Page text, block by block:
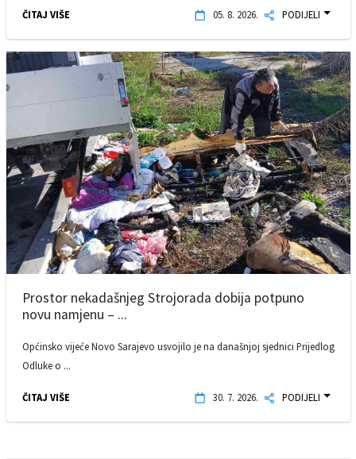
ČITAJ VIŠE 05. 8. 2026. PODIJELI
Prostor nekadašnjeg Strojorada dobija potpuno
novu namjenu – ...
Općinsko vijeće Novo Sarajevo usvojilo je na današnjoj sjednici Prijedlog
Odluke o ...
ČITAJ VIŠE 30. 7. 2026. PODIJELI